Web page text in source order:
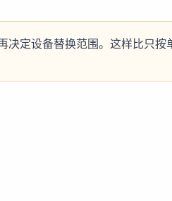
定设备替换范围。这样比只按